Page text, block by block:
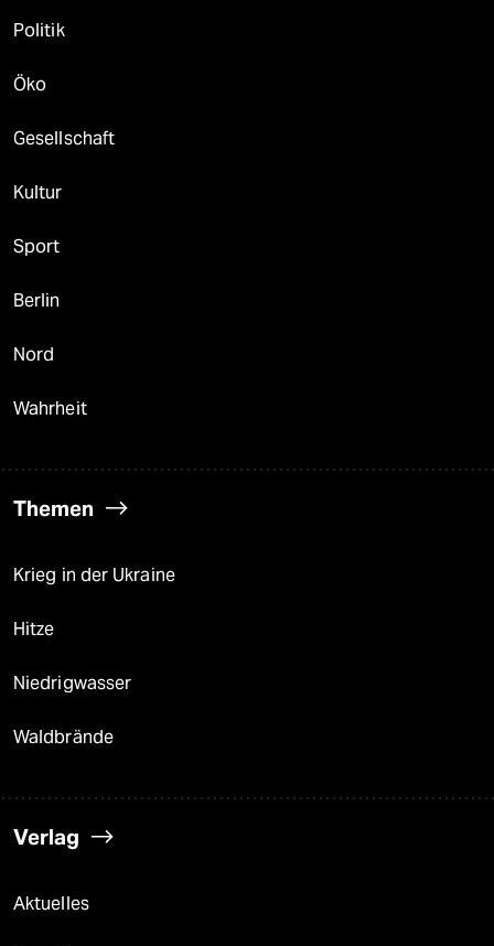
Politik
Öko
Gesellschaft
Kultur
Sport
Berlin
Nord
Wahrheit
Themen
Krieg in der Ukraine
Hitze
Niedrigwasser
Waldbrände
Verlag
Aktuelles